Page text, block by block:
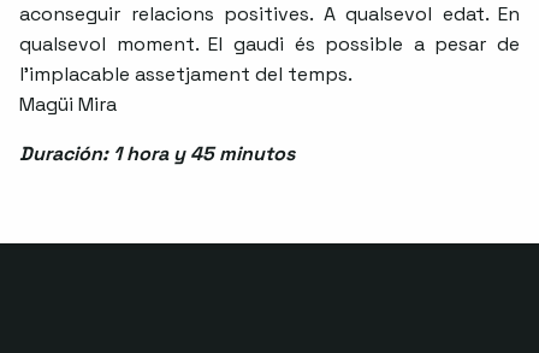
aconseguir relacions positives. A qualsevol edat. En
qualsevol moment. El gaudi és possible a pesar de
l’implacable assetjament del temps.
Magüi Mira
Duración: 1 hora y 45 minutos